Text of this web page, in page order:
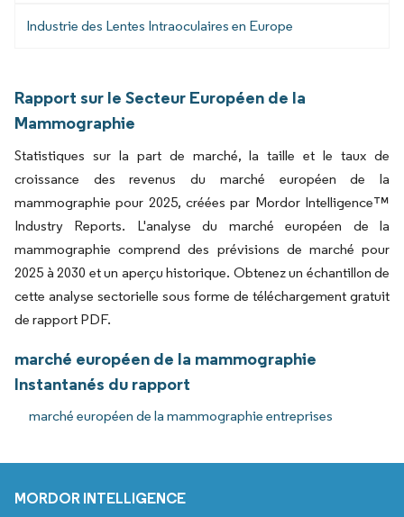
Industrie des Lentes Intraoculaires en Europe
Rapport sur le Secteur Européen de la
Mammographie
Statistiques sur la part de marché, la taille et le taux de
croissance des revenus du marché européen de la
mammographie pour 2025, créées par Mordor Intelligence™
Industry Reports. L'analyse du marché européen de la
mammographie comprend des prévisions de marché pour
2025 à 2030 et un aperçu historique. Obtenez un échantillon de
cette analyse sectorielle sous forme de téléchargement gratuit
de rapport PDF.
marché européen de la mammographie
Instantanés du rapport
marché européen de la mammographie entreprises
MORDOR INTELLIGENCE